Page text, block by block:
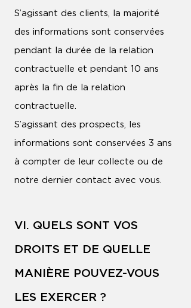
S’agissant des clients, la majorité
des informations sont conservées
pendant la durée de la relation
contractuelle et pendant 10 ans
après la fin de la relation
contractuelle.
S’agissant des prospects, les
informations sont conservées 3 ans
à compter de leur collecte ou de
notre dernier contact avec vous.
VI. QUELS SONT VOS
DROITS ET DE QUELLE
MANIÈRE POUVEZ-VOUS
LES EXERCER ?